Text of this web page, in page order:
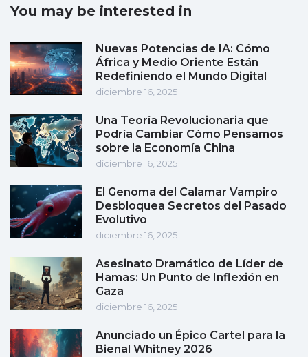
You may be interested in
Nuevas Potencias de IA: Cómo
África y Medio Oriente Están
Redefiniendo el Mundo Digital
diciembre 16, 2025
Una Teoría Revolucionaria que
Podría Cambiar Cómo Pensamos
sobre la Economía China
diciembre 16, 2025
El Genoma del Calamar Vampiro
Desbloquea Secretos del Pasado
Evolutivo
diciembre 16, 2025
Asesinato Dramático de Líder de
Hamas: Un Punto de Inflexión en
Gaza
diciembre 16, 2025
Anunciado un Épico Cartel para la
Bienal Whitney 2026